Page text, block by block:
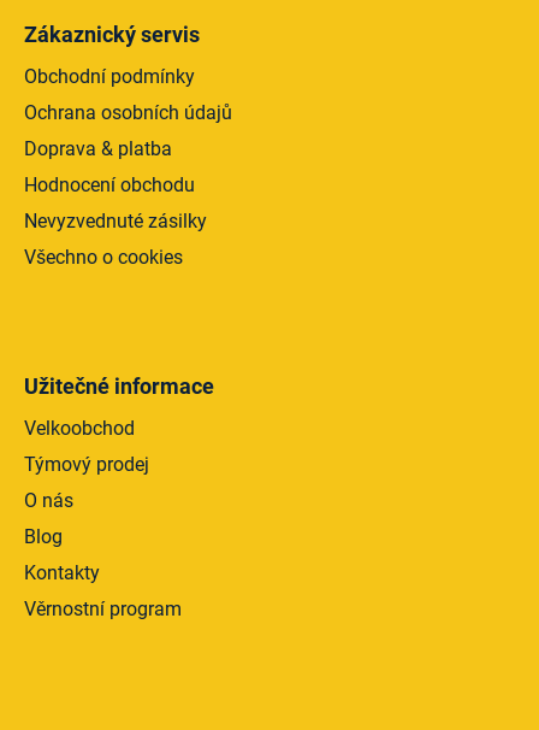
Zákaznický servis
Obchodní podmínky
Ochrana osobních údajů
Doprava & platba
Hodnocení obchodu
Nevyzvednuté zásilky
Všechno o cookies
Užitečné informace
Velkoobchod
Týmový prodej
O nás
Blog
Kontakty
Věrnostní program